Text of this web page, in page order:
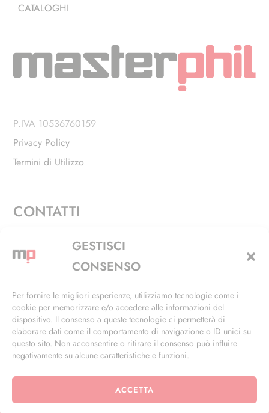
GESTISCI
CONSENSO
Per fornire le migliori esperienze, utilizziamo tecnologie come i
cookie per memorizzare e/o accedere alle informazioni del
dispositivo. Il consenso a queste tecnologie ci permetterà di
elaborare dati come il comportamento di navigazione o ID unici su
questo sito. Non acconsentire o ritirare il consenso può influire
negativamente su alcune caratteristiche e funzioni.
ACCETTA
CATALOGHI
P.IVA 10536760159
Privacy Policy
Termini di Utilizzo
CONTATTI
Via Alfieri, 27 - Trezzano Sul Naviglio (MI)
+39 02 4846 3155
info@masterphil.it